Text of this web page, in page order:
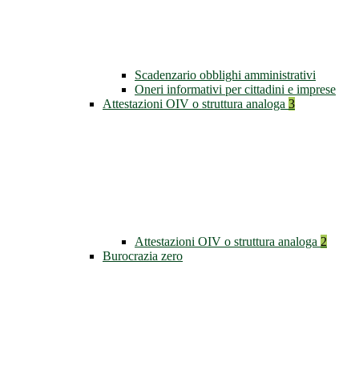
Scadenzario obblighi amministrativi
Oneri informativi per cittadini e imprese
Attestazioni OIV o struttura analoga 3
Attestazioni OIV o struttura analoga 2
Burocrazia zero